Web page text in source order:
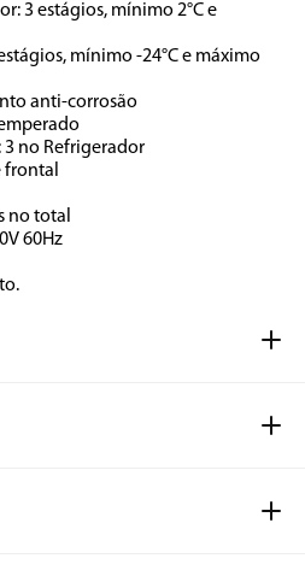
3 estágios, mínimo 2°C e
mínimo -24°C e máximo
anti-corrosão
no Refrigerador
frontal
no total
60Hz